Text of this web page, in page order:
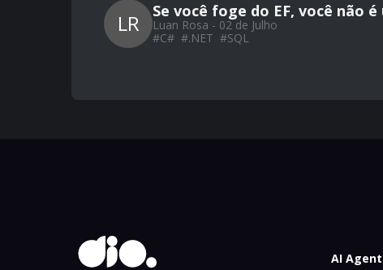
LR Se você foge do EF, você não
Luan Rosa - 02 de Julho
#C# #.NET #SQL
AI